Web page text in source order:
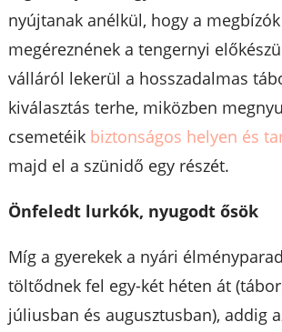
nyújtanak anélkül, hogy a
megéreznének a tengernyi
válláról lekerül a hosszadalmas
kiválasztás terhe, miközben
csemetéik biztonságos helyen és
majd el a szünidő egy részét.
Önfeledt lurkók, nyugodt ősök
Míg a gyerekek a nyári
töltődnek fel egy-két héten át
júliusban és augusztusban), addig